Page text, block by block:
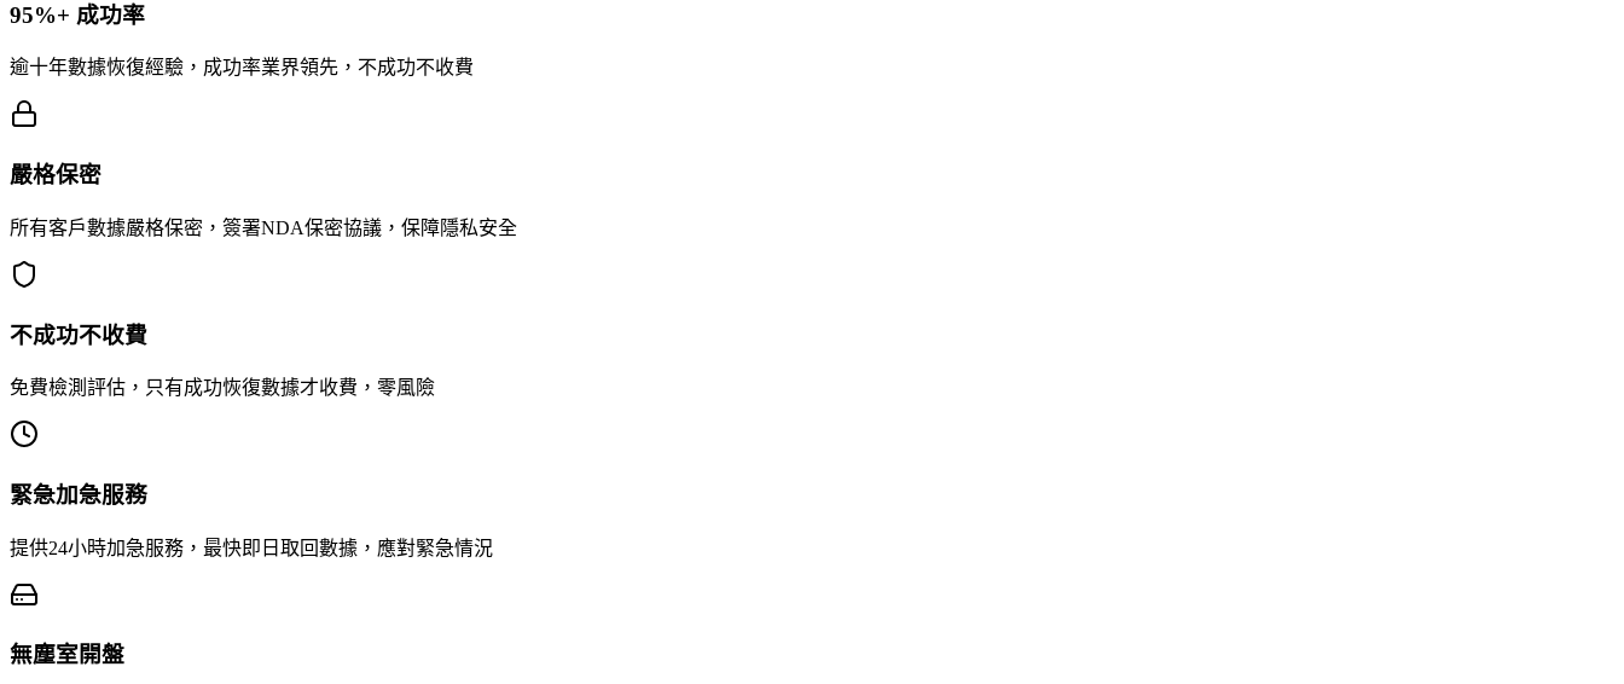
95%+ 成功率
逾十年數據恢復經驗，成功率業界領先，不成功不收費
嚴格保密
所有客戶數據嚴格保密，簽署NDA保密協議，保障隱私安全
不成功不收費
免費檢測評估，只有成功恢復數據才收費，零風險
緊急加急服務
提供24小時加急服務，最快即日取回數據，應對緊急情況
無塵室開盤